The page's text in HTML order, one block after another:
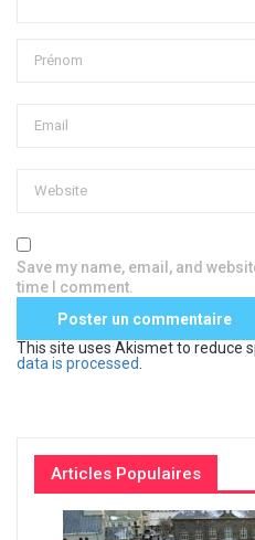
Save my name, email, and
time I comment.
This site uses Akismet to reduce
data is processed
Articles Populaires